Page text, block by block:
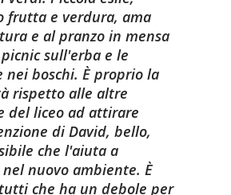
frutta e verdura, ama
e al pranzo in mensa
sull'erba e le
nei boschi. È proprio la
rispetto alle altre
del liceo ad attirare
di David, bello,
che l'aiuta a
nel nuovo ambiente. È
che ha un debole per